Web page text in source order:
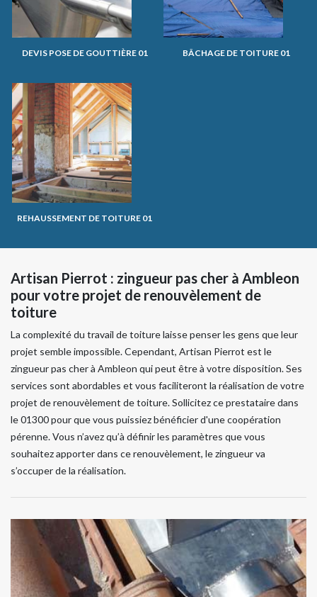
DEVIS POSE DE GOUTTIÈRE 01 BÂCHAGE DE TOITURE 01
REHAUSSEMENT DE TOITURE 01
Artisan Pierrot : zingueur pas cher à Ambleon
pour votre projet de renouvèlement de
toiture
La complexité du travail de toiture laisse penser les gens que leur
projet semble impossible. Cependant, Artisan Pierrot est le
zingueur pas cher à Ambleon qui peut être à votre disposition. Ses
services sont abordables et vous faciliteront la réalisation de votre
projet de renouvèlement de toiture. Sollicitez ce prestataire dans
le 01300 pour que vous puissiez bénéficier d'une coopération
pérenne. Vous n’avez qu’à définir les paramètres que vous
souhaitez apporter dans ce renouvèlement, le zingueur va
s’occuper de la réalisation.